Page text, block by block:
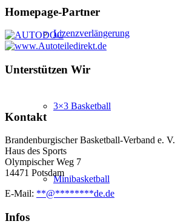
Lizenzverlängerung
3×3 Basketball
Minibasketball
Homepage-Partner
Unterstützen Wir
Kontakt
Brandenburgischer Basketball-Verband e. V.
Haus des Sports
Olympischer Weg 7
14471 Potsdam
E-Mail: **@********de.de
Infos